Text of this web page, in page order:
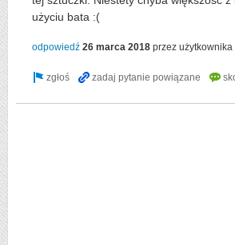
użyciu bata :(
odpowiedź 26 marca 2018 przez użytkownika